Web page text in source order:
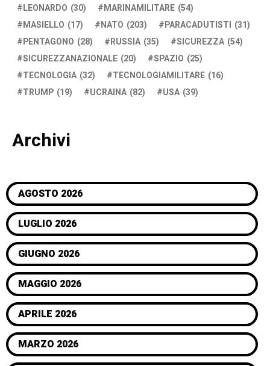
LEONARDO (30) MARINAMILITARE (54)
MASIELLO (17) NATO (203) PARACADUTISTI (31)
PENTAGONO (28) RUSSIA (35) SICUREZZA (54)
SICUREZZANAZIONALE (20) SPAZIO (25)
TECNOLOGIA (32) TECNOLOGIAMILITARE (16)
TRUMP (19) UCRAINA (82) USA (39)
Archivi
AGOSTO 2026
LUGLIO 2026
GIUGNO 2026
MAGGIO 2026
APRILE 2026
MARZO 2026